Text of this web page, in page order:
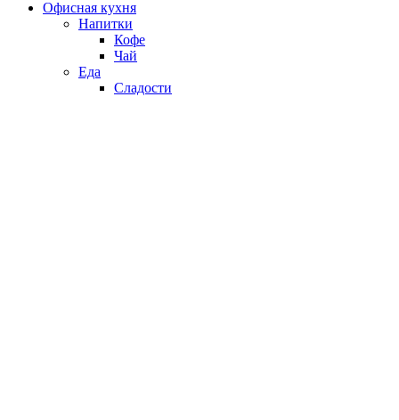
Офисная кухня
Напитки
Кофе
Чай
Еда
Сладости